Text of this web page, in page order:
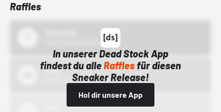
Raffles
In unserer Dead Stock App
findest du alleRafflesfür diesen
Sneaker Release!
Hol dir unsere App
Bstn
01.10.22 00:00 Uhr